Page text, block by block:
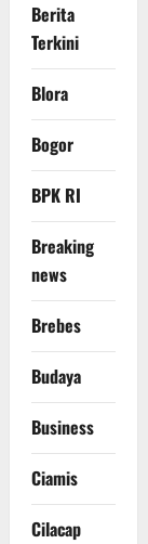
Berita
Terkini
Blora
Bogor
BPK RI
Breaking
news
Brebes
Budaya
Business
Ciamis
Cilacap